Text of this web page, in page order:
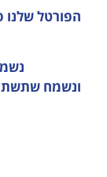
הפורטל שלנו
ונשמח